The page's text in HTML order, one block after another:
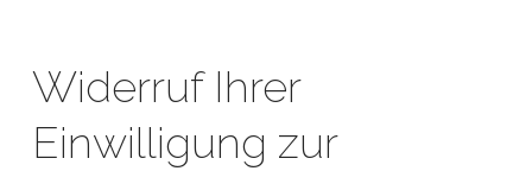
Widerruf Ihrer
Einwilligung zur